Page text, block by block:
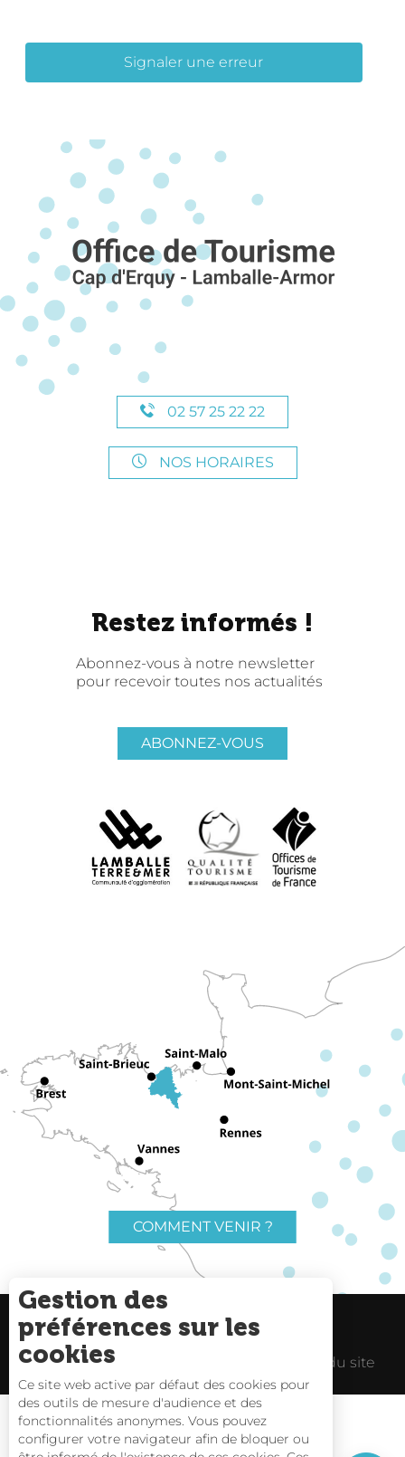
Signaler une erreur
02 57 25 22 22
NOS HORAIRES
Restez informés !
Abonnez-vous à notre newsletter
pour recevoir toutes nos actualités
ABONNEZ-VOUS
COMMENT VENIR ?
Charte du voyageur Liens utiles
Espace Pro Plan du site
Gestion des
préférences sur les
cookies
Ce site web active par défaut des cookies pour
des outils de mesure d'audience et des
fonctionnalités anonymes. Vous pouvez
configurer votre navigateur afin de bloquer ou